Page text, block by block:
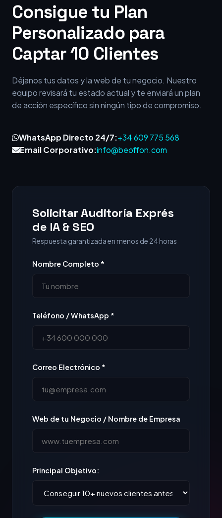
Consigue tu Plan
Personalizado para
Captar 10 Clientes
Déjanos tus datos y la web de tu negocio. Nuestro
equipo revisará tu estado actual y te enviará un plan
de acción específico sin ningún tipo de compromiso.
WhatsApp Directo 24/7:+34 609 775 568
Email Corporativo:info@beoffon.com
Solicitar Auditoría Exprés
de IA & SEO
Respuesta garantizada en menos de 24 horas
Nombre Completo *
Teléfono / WhatsApp *
Correo Electrónico *
Web de tu Negocio / Nombre de Empresa
Principal Objetivo: